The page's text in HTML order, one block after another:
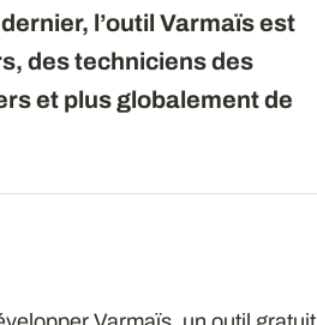
l’outil Varmaïs est
des techniciens des
et plus globalement de